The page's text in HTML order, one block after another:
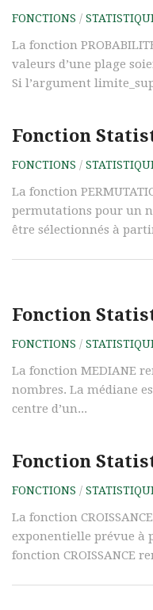
FONCTIONS /
La fonction
valeurs d’une plage
Si l’argument
Fonction
FONCTIONS /
La fonction
permutations pour un
être sélectionnés à
Fonction
FONCTIONS /
La fonction MEDIANE
nombres. La médiane
centre d’un...
Fonction
FONCTIONS /
La fonction
exponentielle prévue à
fonction CROISSANCE